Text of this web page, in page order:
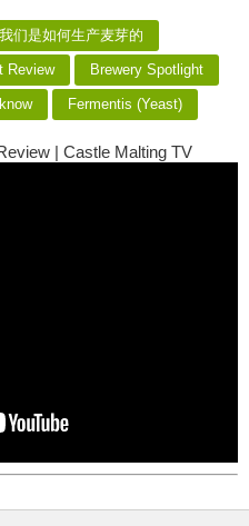
我们是如何生产麦芽的
Review Brewery Spotlight
Fermentis (Yeast)
| Castle Malting TV